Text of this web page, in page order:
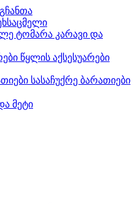
კარავი და
წყლის აქსესუარები
სასაჩუქრე ბარათიები
მეტი